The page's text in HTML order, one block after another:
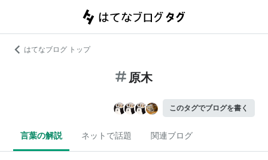
はてなブログ トップ
原木
このタグでブログを書く
言葉の解説 ネットで話題 関連ブログ